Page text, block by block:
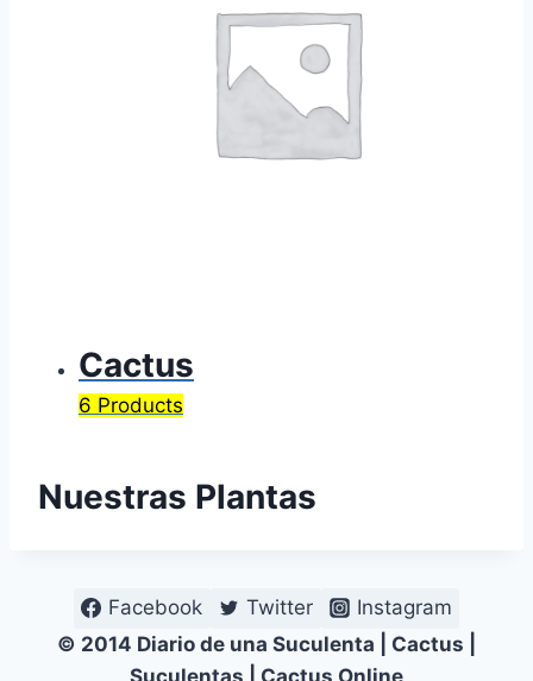
Cactus
6 Products
Nuestras Plantas
Facebook Twitter
Instagram
© 2014 Diario de una Suculenta | Cactus |
Suculentas | Cactus Online